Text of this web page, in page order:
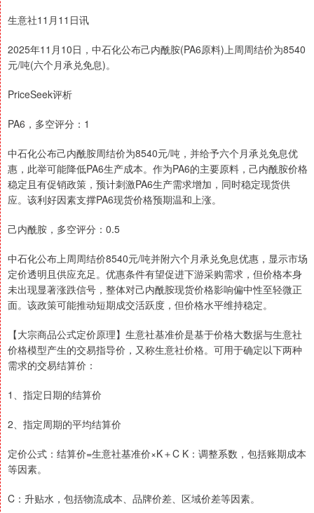
生意社11月11日讯
2025年11月10日，中石化公布己内酰胺(PA6原料)上周周结价为8540
元/吨(六个月承兑免息)。
PriceSeek评析
PA6，多空评分：1
中石化公布己内酰胺周结价为8540元/吨，并给予六个月承兑免息优
惠，此举可能降低PA6生产成本。作为PA6的主要原料，己内酰胺价格
稳定且有促销政策，预计刺激PA6生产需求增加，同时稳定现货供
应。该利好因素支撑PA6现货价格预期温和上涨。
己内酰胺，多空评分：0.5
中石化公布上周周结价8540元/吨并附六个月承兑免息优惠，显示市场
定价透明且供应充足。优惠条件有望促进下游采购需求，但价格本身
未出现显著涨跌信号，整体对己内酰胺现货价格影响偏中性至轻微正
面。该政策可能推动短期成交活跃度，但价格水平维持稳定。
【大宗商品公式定价原理】生意社基准价是基于价格大数据与生意社
价格模型产生的交易指导价，又称生意社价格。可用于确定以下两种
需求的交易结算价：
1、指定日期的结算价
2、指定周期的平均结算价
定价公式：结算价=生意社基准价×K＋C K：调整系数，包括账期成本
等因素。
C：升贴水，包括物流成本、品牌价差、区域价差等因素。